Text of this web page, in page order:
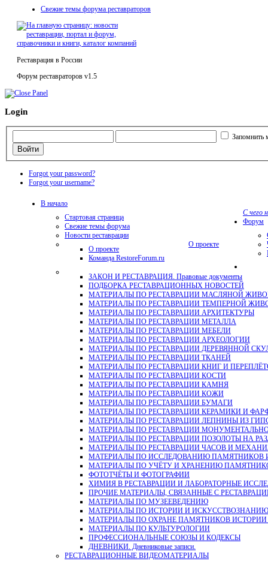
Свежие темы форума реставраторов
Реставрация в России
Форум реставраторов v1.5
Login
Запомнить
Forgot your password?
Forgot your username?
В начало
С чего
Стартовая страница
Свежие темы форума
Новости реставрации
О проекте
О проекте
Команда RestoreForum.ru
Форум
ЗАКОН И РЕСТАВРАЦИЯ. Правовые документы
ПОДБОРКА РЕСТАВРАЦИОННЫХ НОВОСТЕЙ
МАТЕРИАЛЫ ПО РЕСТАВРАЦИИ МАСЛЯНОЙ
МАТЕРИАЛЫ ПО РЕСТАВРАЦИИ ТЕМПЕРНОЙ
МАТЕРИАЛЫ ПО РЕСТАВРАЦИИ АРХИТЕКТУРЫ
МАТЕРИАЛЫ ПО РЕСТАВРАЦИИ МЕТАЛЛА
МАТЕРИАЛЫ ПО РЕСТАВРАЦИИ МЕБЕЛИ
МАТЕРИАЛЫ ПО РЕСТАВРАЦИИ АРХЕОЛОГИИ
МАТЕРИАЛЫ ПО РЕСТАВРАЦИИ ДЕРЕВЯННОЙ
МАТЕРИАЛЫ ПО РЕСТАВРАЦИИ ТКАНЕЙ
МАТЕРИАЛЫ ПО РЕСТАВРАЦИИ КНИГ И
МАТЕРИАЛЫ ПО РЕСТАВРАЦИИ КОСТИ
МАТЕРИАЛЫ ПО РЕСТАВРАЦИИ КАМНЯ
МАТЕРИАЛЫ ПО РЕСТАВРАЦИИ КОЖИ
МАТЕРИАЛЫ ПО РЕСТАВРАЦИИ БУМАГИ
МАТЕРИАЛЫ ПО РЕСТАВРАЦИИ КЕРАМИКИ И
МАТЕРИАЛЫ ПО РЕСТАВРАЦИИ ЛЕПНИНЫ ИЗ ГИПСА
МАТЕРИАЛЫ ПО РЕСТАВРАЦИИ
МАТЕРИАЛЫ ПО РЕСТАВРАЦИИ ПОЗОЛОТЫ НА
МАТЕРИАЛЫ ПО РЕСТАВРАЦИИ ЧАСОВ И
МАТЕРИАЛЫ ПО ИССЛЕДОВАНИЮ ПАМЯТНИКОВ
МАТЕРИАЛЫ ПО УЧЁТУ И ХРАНЕНИЮ
ФОТОТЧЁТЫ И ФОТОГРАФИИ
ХИМИЯ В РЕСТАВРАЦИИ И ЛАБОРАТОРНЫЕ
ПРОЧИЕ МАТЕРИАЛЫ, СВЯЗАННЫЕ С
МАТЕРИАЛЫ ПО МУЗЕЕВЕДЕНИЮ
МАТЕРИАЛЫ ПО ИСТОРИИ И ИСКУССТВОЗНАНИЮ
МАТЕРИАЛЫ ПО ОХРАНЕ ПАМЯТНИКОВ ИСТОРИИ
МАТЕРИАЛЫ ПО КУЛЬТУРОЛОГИИ
ПРОФЕССИОНАЛЬНЫЕ СОЮЗЫ И КОДЕКСЫ
ДНЕВНИКИ. Дневниковые записи.
РЕСТАВРАЦИОННЫЕ ВИДЕОМАТЕРИАЛЫ